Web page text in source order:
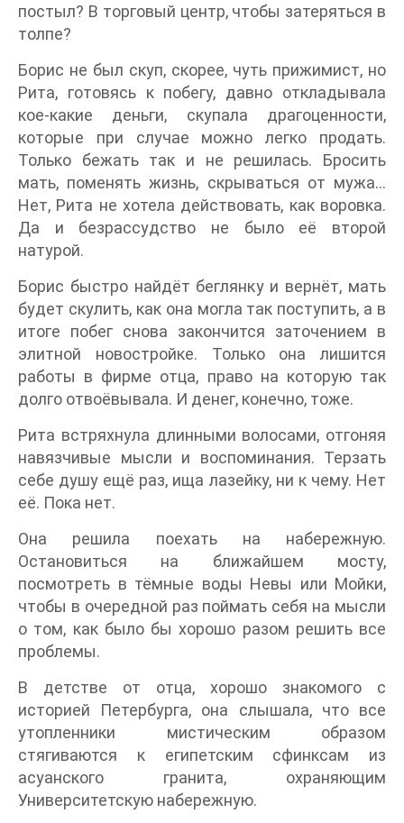
постыл? В торговый центр, чтобы затеряться в
толпе?
Борис не был скуп, скорее, чуть прижимист, но
Рита, готовясь к побегу, давно откладывала
кое-какие деньги, скупала драгоценности,
которые при случае можно легко продать.
Только бежать так и не решилась. Бросить
мать, поменять жизнь, скрываться от мужа…
Нет, Рита не хотела действовать, как воровка.
Да и безрассудство не было её второй
натурой.
Борис быстро найдёт беглянку и вернёт, мать
будет скулить, как она могла так поступить, а в
итоге побег снова закончится заточением в
элитной новостройке. Только она лишится
работы в фирме отца, право на которую так
долго отвоёвывала. И денег, конечно, тоже.
Рита встряхнула длинными волосами, отгоняя
навязчивые мысли и воспоминания. Терзать
себе душу ещё раз, ища лазейку, ни к чему. Нет
её. Пока нет.
Она решила поехать на набережную.
Остановиться на ближайшем мосту,
посмотреть в тёмные воды Невы или Мойки,
чтобы в очередной раз поймать себя на мысли
о том, как было бы хорошо разом решить все
проблемы.
В детстве от отца, хорошо знакомого с
историей Петербурга, она слышала, что все
утопленники мистическим образом
стягиваются к египетским сфинксам из
асуанского гранита, охраняющим
Университетскую набережную.